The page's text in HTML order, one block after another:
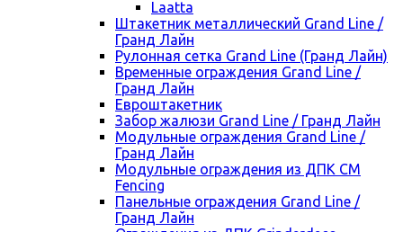
Laatta
Штакетник металлический Grand Line /
Гранд Лайн
Рулонная сетка Grand Line (Гранд Лайн)
Временные ограждения Grand Line /
Гранд Лайн
Евроштакетник
Забор жалюзи Grand Line / Гранд Лайн
Модульные ограждения Grand Line /
Гранд Лайн
Модульные ограждения из ДПК CM
Fencing
Панельные ограждения Grand Line /
Гранд Лайн